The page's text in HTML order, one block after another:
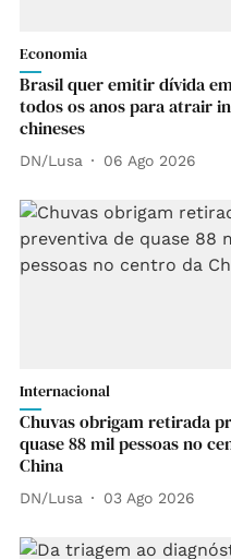
Economia
Brasil quer emitir dívida
todos os anos para atrair
chineses
DN/Lusa 06 Ago 2026
Internacional
Chuvas obrigam retirada
quase 88 mil pessoas no
China
DN/Lusa 03 Ago 2026